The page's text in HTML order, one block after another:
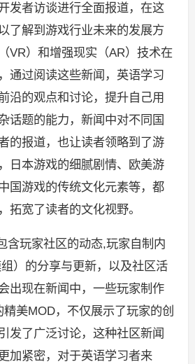
发者访谈进行全面报道，在这
了解到游戏行业未来的发展方
VR）和增强现实（AR）技术在
通过阅读这些新闻，英语学习
沿的观点和讨论，提升自己用
话题的能力，新闻中对不同国
的报道，也让读者领略到了游
日本游戏的细腻剧情、欧美游
国游戏的传统文化元素等，都
拓宽了读者的文化视野。
含玩家社区的动态,玩家自制内
）的分享与更新，以及社区活
出现在新闻中，一些玩家制作
美MOD，不仅展示了玩家的创
发了广泛讨论，这种社区新闻
加紧密，对于英语学习者来